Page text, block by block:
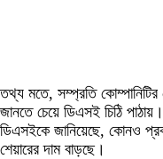
তথ্য মতে, সম্প্রতি কোম্পানিটির
জানতে চেয়ে ডিএসই চিঠি
ডিএসইকে জানিয়েছে, কোনও
শেয়ারের দাম বাড়ছে।